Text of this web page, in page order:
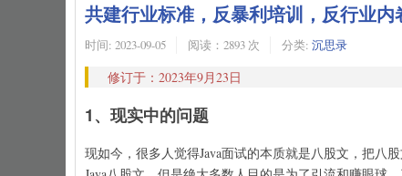
共建行业标准，反暴利培训，反行业内
时间: 2023-09-05 阅读：2893 次 分类: 沉思录
修订于：2023年9月23日
1、现实中的问题
现如今，很多人觉得Java面试的本质就是八股文，把八